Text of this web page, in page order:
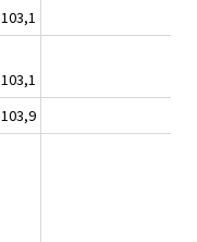
103,1
103,1
103,9